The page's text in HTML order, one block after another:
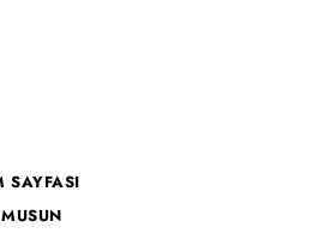
SAYFASI